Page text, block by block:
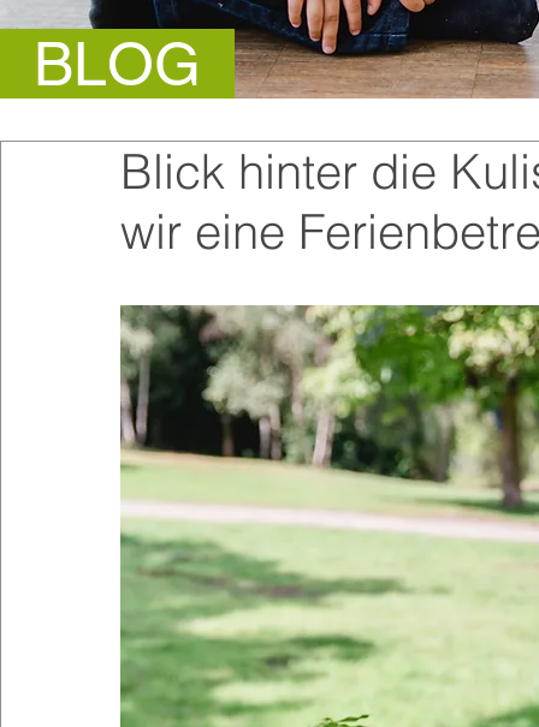
BLOG
Blick hinter die
wir eine